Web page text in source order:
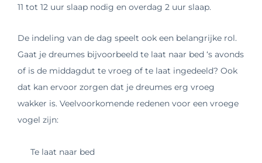
11 tot 12 uur slaap nodig en overdag 2 uur slaap.
De indeling van de dag speelt ook een belangrijke rol.
Gaat je dreumes bijvoorbeeld te laat naar bed ‘s avonds
of is de middagdut te vroeg of te laat ingedeeld? Ook
dat kan ervoor zorgen dat je dreumes erg vroeg
wakker is. Veelvoorkomende redenen voor een vroege
vogel zijn:
Te laat naar bed